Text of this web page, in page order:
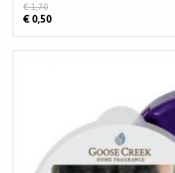
€ 0,50
€ 1,70